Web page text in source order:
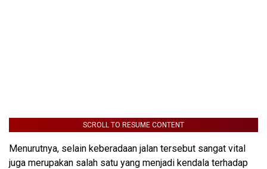
SCROLL TO RESUME CONTENT
Menurutnya, selain keberadaan jalan tersebut sangat vital
juga merupakan salah satu yang menjadi kendala terhadap